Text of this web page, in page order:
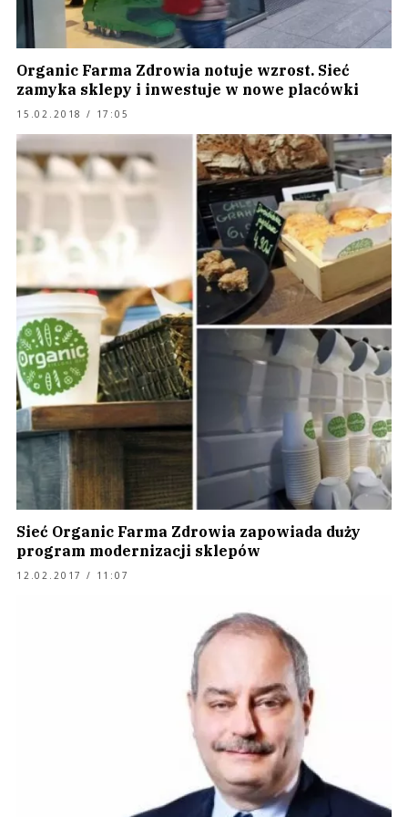
Organic Farma Zdrowia notuje wzrost. Sieć
zamyka sklepy i inwestuje w nowe placówki
15.02.2018 / 17:05
Sieć Organic Farma Zdrowia zapowiada duży
program modernizacji sklepów
12.02.2017 / 11:07